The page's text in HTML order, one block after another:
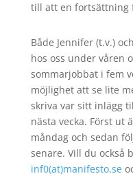
till att en fortsättning
Både Jennifer (t.v.)
hos oss under våren
sommarjobbat i fem
möjlighet att se lite
skriva var sitt inlägg
nästa vecka. Först ut
måndag och sedan
senare. Vill du också
inf0(at)manifesto.se